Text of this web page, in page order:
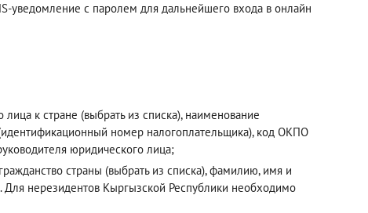
уведомление с паролем для дальнейшего входа в онлайн
к стране (выбрать из списка), наименование
номер налогоплательщика), код ОКПО
юридического лица;
страны (выбрать из списка), фамилию, имя и
нерезидентов Кыргызской Республики необходимо